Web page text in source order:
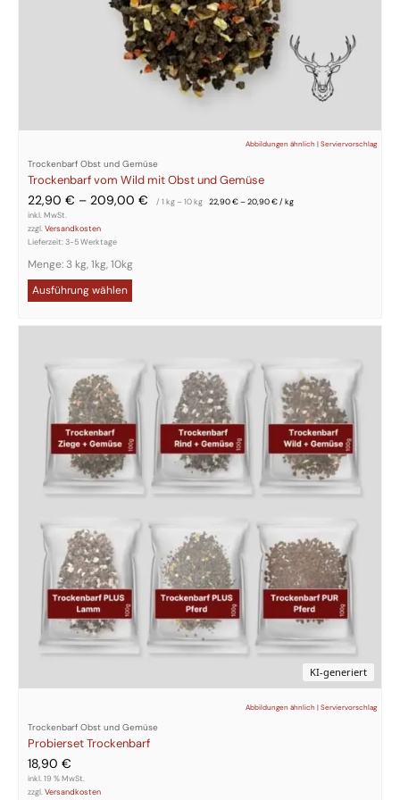
Abbildungen ähnlich | Serviervorschlag
Trockenbarf Obst und Gemüse
Trockenbarf vom Wild mit Obst und Gemüse
22,90 € – 209,00 € / 1 kg– 10kg 22,90€–20,90€/kg
inkl. MwSt.
zzgl.Versandkosten
Lieferzeit:3-5 Werktage
Menge: 3 kg, 1kg, 10kg
Ausführung wählen
KI-generiert
Abbildungen ähnlich | Serviervorschlag
Trockenbarf Obst und Gemüse
Probierset Trockenbarf
18,90 €
inkl. 19 % MwSt.
zzgl.Versandkosten